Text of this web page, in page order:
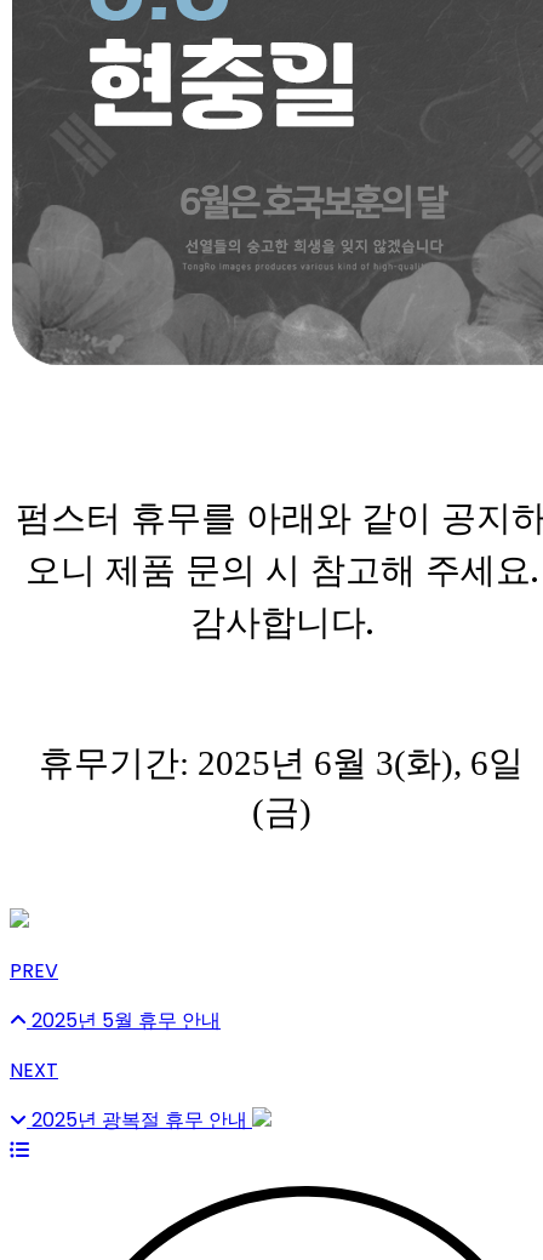
펌스터 휴무를 아래와 같이 공지
오니 제품 문의 시 참고해 주세요.
감사합니다.
휴무기간: 2025년 6월 3(화), 6일
(금)
PREV
2025년 5월 휴무 안내
NEXT
2025년 광복절 휴무 안내